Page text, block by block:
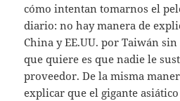
cómo intentan tomarnos el
diario: no hay manera de
China y EE.UU. por Taiwán
que quiere es que nadie le
proveedor. De la misma
explicar que el gigante